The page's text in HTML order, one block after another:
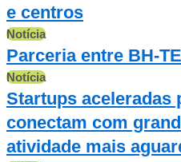
e centros
Notícia
Parceria entre BH-
Notícia
Startups aceleradas
conectam com
atividade mais